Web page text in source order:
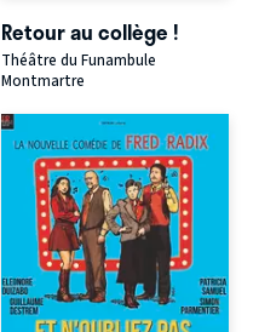
Retour au collège !
Théâtre du Funambule
Montmartre